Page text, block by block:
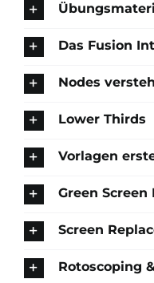
Das Fusion
Nodes
Lower Thirds
Vorlagen
Green Screen
Screen
Rotoscoping